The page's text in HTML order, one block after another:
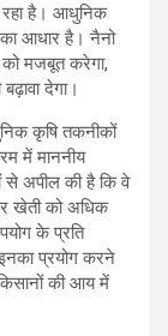
रहा है। आधुनिक
आधार है। नैनो
को मजबूत करेगा,
देगा।
कृषि तकनीकों
में माननीय
से अपील की है कि वे
खेती को अधिक
के प्रति
प्रयोग करने
की आय में